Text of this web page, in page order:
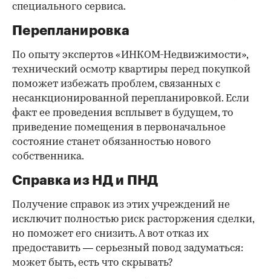
специального сервиса.
Перепланировка
По опыту экспертов «ИНКОМ-Недвижимости»,
технический осмотр квартиры перед покупкой
поможет избежать проблем, связанных с
несанкционированной перепланировкой. Если
факт ее проведения всплывет в будущем, то
приведение помещения в первоначальное
состояние станет обязанностью нового
собственника.
Справка из НД и ПНД
Получение справок из этих учреждений не
исключит полностью риск расторжения сделки,
но поможет его снизить. А вот отказ их
предоставить — серьезный повод задуматься:
может быть, есть что скрывать?